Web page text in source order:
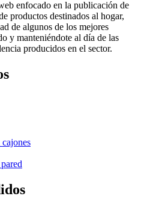
enfocado en la publicación de
productos destinados al hogar,
de algunos de los mejores
y manteniéndote al día de las
producidos en el sector.